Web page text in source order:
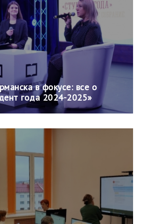
в фокусе: все о
года 2024-2025»